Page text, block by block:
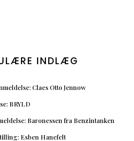
INDLÆG
Claes Otto Jennow
BRYLD
Baronessen fra Benzintanken
Esben Hanefelt